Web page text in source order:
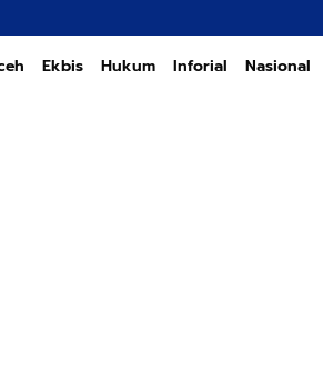
Ekbis Hukum Inforial Nasional